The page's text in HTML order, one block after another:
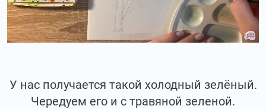
У нас получается такой холодный зелёный.
Чередуем его и с травяной зеленой.